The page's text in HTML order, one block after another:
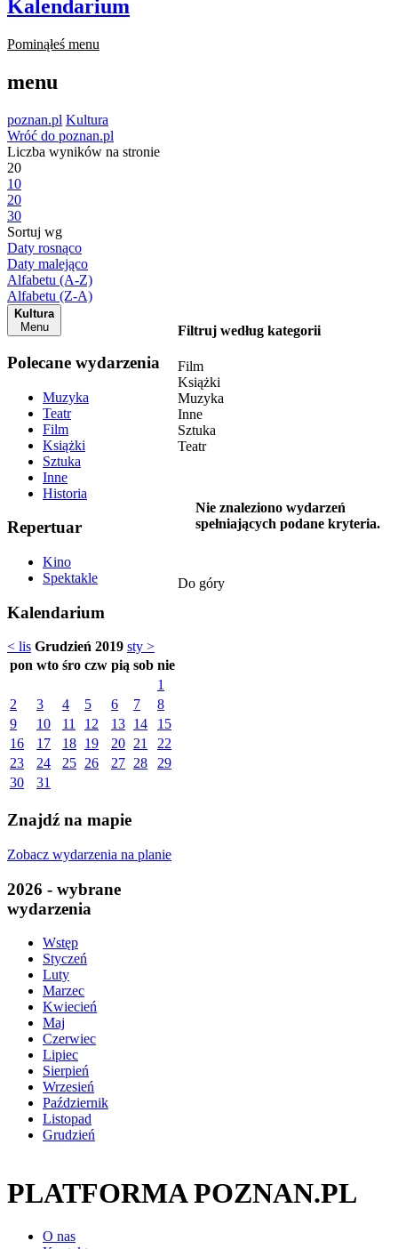
Kalendarium
Pominąłeś menu
menu
poznan.pl Kultura
Wróć do poznan.pl
Liczba wyników na stronie
20
10
20
30
Sortuj wg
Daty rosnąco
Daty malejąco
Alfabetu (A-Z)
Alfabetu (Z-A)
Kultura
Menu
Polecane wydarzenia
Muzyka
Teatr
Film
Książki
Sztuka
Inne
Historia
Repertuar
Kino
Spektakle
Kalendarium
< lis Grudzień 2019 sty >
pon wto śro czw pią sob nie
1
2
3 4 5 6 7
8
9
10 11 12 13 14
15
16
17 18 19 20 21
22
23
24 25 26 27 28
29
30
31
Znajdź na mapie
Zobacz wydarzenia na planie
2026 - wybrane
wydarzenia
Wstęp
Styczeń
Luty
Marzec
Kwiecień
Maj
Czerwiec
Lipiec
Sierpień
Wrzesień
Październik
Listopad
Grudzień
Filtruj według kategorii
Film
Książki
Muzyka
Inne
Sztuka
Teatr
Nie znaleziono wydarzeń
spełniających podane kryteria.
Do góry
PLATFORMA POZNAN.PL
O nas